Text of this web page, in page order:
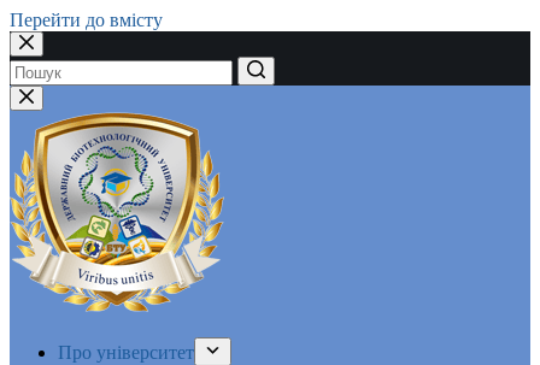
Перейти до вмісту
Немає
результатів
Про університет